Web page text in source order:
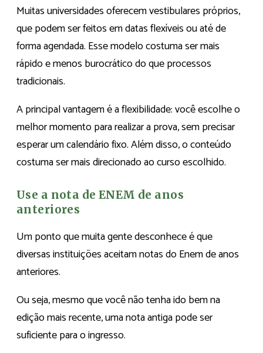
Muitas universidades oferecem vestibulares próprios,
que podem ser feitos em datas flexíveis ou até de
forma agendada. Esse modelo costuma ser mais
rápido e menos burocrático do que processos
tradicionais.
A principal vantagem é a flexibilidade: você escolhe o
melhor momento para realizar a prova, sem precisar
esperar um calendário fixo. Além disso, o conteúdo
costuma ser mais direcionado ao curso escolhido.
Use a nota de ENEM de anos
anteriores
Um ponto que muita gente desconhece é que
diversas instituições aceitam notas do Enem de anos
anteriores.
Ou seja, mesmo que você não tenha ido bem na
edição mais recente, uma nota antiga pode ser
suficiente para o ingresso.